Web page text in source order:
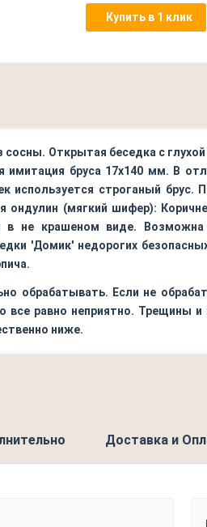
Купить в 1 клик
Открытая беседка с
имитация бруса 17х140 мм. В
используется строганый
(мягкий шифер):
в не крашеном виде.
'Домик' недорогих
обрабатывать. Если не
равно неприятно. Трещины
ниже.
Доставка и